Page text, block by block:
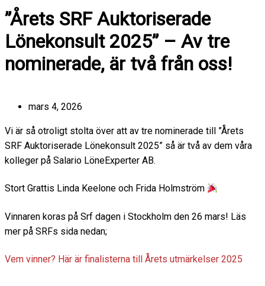
s
t
a
g
r
a
m
n
k
e
d
i
n
”Årets SRF Auktoriserade
Lönekonsult 2025” – Av tre
nominerade, är två från oss!
mars 4, 2026
Vi är så otroligt stolta över att av tre nominerade till ”Årets
SRF Auktoriserade Lönekonsult 2025” så är två av dem våra
kolleger på Salario LöneExperter AB.
Stort Grattis Linda Keelone och Frida Holmström
Vinnaren koras på Srf dagen i Stockholm den 26 mars! Läs
mer på SRFs sida nedan;
Vem vinner? Här är finalisterna till Årets utmärkelser 2025